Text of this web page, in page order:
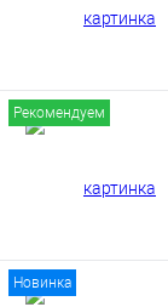
Рекомендуем
Новинка